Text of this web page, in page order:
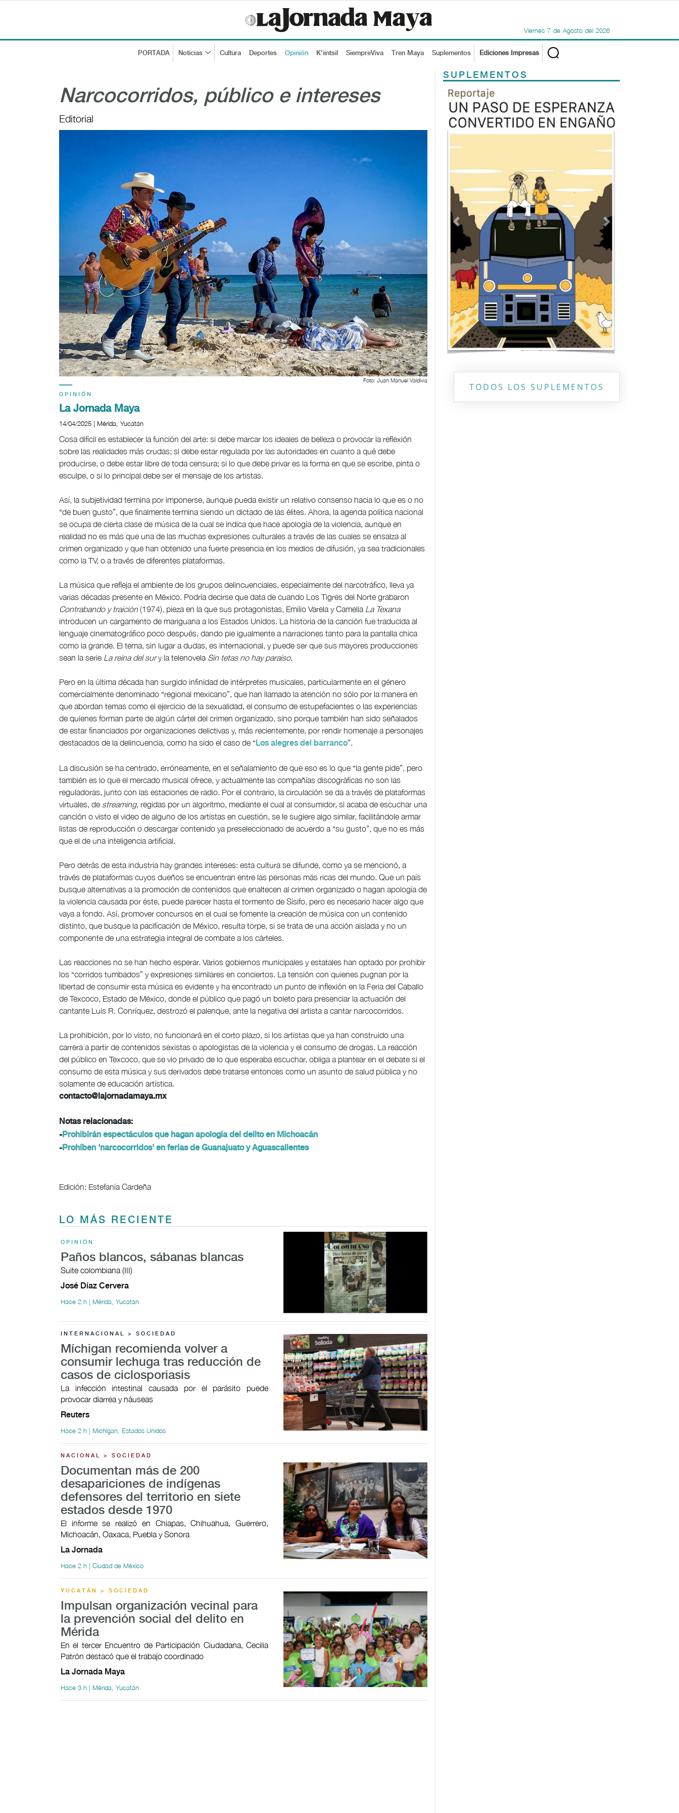
Viernes 7 de Agosto del 2026
PORTADA Noticias Cultura Deportes Opinión K'iintsil SiempreViva Tren Maya Suplementos Ediciones Impresas
Narcocorridos, público e intereses
Editorial
Foto: Juan Manuel Valdivia
OPINIÓN
La Jornada Maya
14/04/2025 | Mérida, Yucatán
Cosa difícil es establecer la función del arte: si debe marcar los ideales de belleza o provocar la reflexión
sobre las realidades más crudas; si debe estar regulada por las autoridades en cuanto a qué debe
producirse, o debe estar libre de toda censura; si lo que debe privar es la forma en que se escribe, pinta o
esculpe, o si lo principal debe ser el mensaje de los artistas.
Así, la subjetividad termina por imponerse, aunque pueda existir un relativo consenso hacia lo que es o no
“de buen gusto”, que finalmente termina siendo un dictado de las élites. Ahora, la agenda política nacional
se ocupa de cierta clase de música de la cual se indica que hace apología de la violencia, aunque en
realidad no es más que una de las muchas expresiones culturales a través de las cuales se ensalza al
crimen organizado y que han obtenido una fuerte presencia en los medios de difusión, ya sea tradicionales
como la TV, o a través de diferentes plataformas.
La música que refleja el ambiente de los grupos delincuenciales, especialmente del narcotráfico, lleva ya
varias décadas presente en México. Podría decirse que data de cuando Los Tigres del Norte grabaron
Contrabando y traición(1974), pieza en la que sus protagonistas, Emilio Varela y Camelia La Texana
introducen un cargamento de mariguana a los Estados Unidos. La historia de la canción fue traducida al
lenguaje cinematográfico poco después, dando pie igualmente a narraciones tanto para la pantalla chica
como la grande. El tema, sin lugar a dudas, es internacional, y puede ser que sus mayores producciones
sean la serie La reina del sury la telenovela Sin tetas no hay paraíso.
Pero en la última década han surgido infinidad de intérpretes musicales, particularmente en el género
comercialmente denominado “regional mexicano”, que han llamado la atención no sólo por la manera en
que abordan temas como el ejercicio de la sexualidad, el consumo de estupefacientes o las experiencias
de quienes forman parte de algún cártel del crimen organizado, sino porque también han sido señalados
de estar financiados por organizaciones delictivas y, más recientemente, por rendir homenaje a personajes
destacados de la delincuencia, como ha sido el caso de “ Los alegres del barranco”.
La discusión se ha centrado, erróneamente, en el señalamiento de que eso es lo que “la gente pide”, pero
también es lo que el mercado musical ofrece, y actualmente las compañías discográficas no son las
reguladoras, junto con las estaciones de radio. Por el contrario, la circulación se da a través de plataformas
virtuales, de streaming, regidas por un algoritmo, mediante el cual al consumidor, si acaba de escuchar una
canción o visto el video de alguno de los artistas en cuestión, se le sugiere algo similar, facilitándole armar
listas de reproducción o descargar contenido ya preseleccionado de acuerdo a “su gusto”, que no es más
que el de una inteligencia artificial.
Pero detrás de esta industria hay grandes intereses: esta cultura se difunde, como ya se mencionó, a
través de plataformas cuyos dueños se encuentran entre las personas más ricas del mundo. Que un país
busque alternativas a la promoción de contenidos que enaltecen al crimen organizado o hagan apología de
la violencia causada por éste, puede parecer hasta el tormento de Sísifo, pero es necesario hacer algo que
vaya a fondo. Así, promover concursos en el cual se fomente la creación de música con un contenido
distinto, que busque la pacificación de México, resulta torpe, si se trata de una acción aislada y no un
componente de una estrategia integral de combate a los cárteles.
Las reacciones no se han hecho esperar. Varios gobiernos municipales y estatales han optado por prohibir
los “corridos tumbados” y expresiones similares en conciertos. La tensión con quienes pugnan por la
libertad de consumir esta música es evidente y ha encontrado un punto de inflexión en la Feria del Caballo
de Texcoco, Estado de México, donde el público que pagó un boleto para presenciar la actuación del
cantante Luis R. Conríquez, destrozó el palenque, ante la negativa del artista a cantar narcocorridos.
La prohibición, por lo visto, no funcionará en el corto plazo, si los artistas que ya han construido una
carrera a partir de contenidos sexistas o apologistas de la violencia y el consumo de drogas. La reacción
del público en Texcoco, que se vio privado de lo que esperaba escuchar, obliga a plantear en el debate si el
consumo de esta música y sus derivados debe tratarse entonces como un asunto de salud pública y no
solamente de educación artística.
contacto@lajornadamaya.mx
Notas relacionadas:
-Prohibirán espectáculos que hagan apología del delito en Michoacán
-Prohíben 'narcocorridos' en ferias de Guanajuato y Aguascalientes
Edición: Estefanía Cardeña
LO MÁS RECIENTE
OPINIÓN
Paños blancos, sábanas blancas
Suite colombiana (III)
José Díaz Cervera
Hace 2 h | Mérida, Yucatán
INTERNACIONAL > SOCIEDAD
Míchigan recomienda volver a
consumir lechuga tras reducción de
casos de ciclosporiasis
La infección intestinal causada por el parásito puede
provocar ​diarrea y náuseas
Reuters
Hace 2 h | Michigan, Estados Unidos
NACIONAL > SOCIEDAD
Documentan más de 200
desapariciones de indígenas
defensores del territorio en siete
estados desde 1970
El informe se realizó en Chiapas, Chihuahua, Guerrero,
Michoacán, Oaxaca, Puebla y Sonora
La Jornada
Hace 2 h | Ciudad de México
YUCATÁN > SOCIEDAD
Impulsan organización vecinal para
la prevención social del delito en
Mérida
En el tercer Encuentro de Participación Ciudadana, Cecilia
Patrón destacó que el trabajo coordinado
La Jornada Maya
Hace 3 h | Mérida, Yucatán
SUPLEMENTOS
Previous
TODOS LOS SUPLEMENTOS